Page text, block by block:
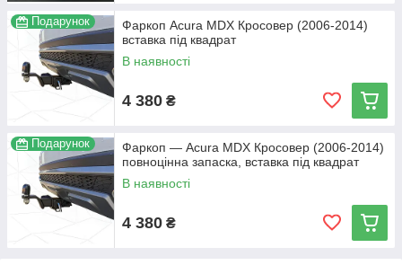
Подарунок
Фаркоп Acura МDX Кросовер (2006-2014)
вставка під квадрат
В наявності
4 380 ₴
Подарунок
Фаркоп — Acura MDX Кросовер (2006-2014)
повноцінна запаска, вставка під квадрат
В наявності
4 380 ₴